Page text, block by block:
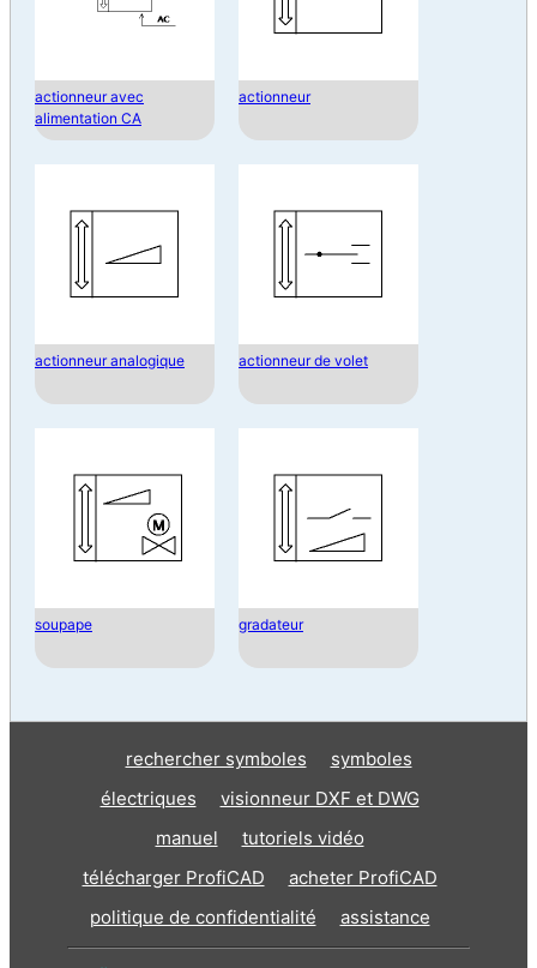
actionneur avec
alimentation CA
actionneur
actionneur analogique actionneur de volet
soupape gradateur
rechercher symboles
symboles
électriques
visionneur DXF et DWG
manuel
tutoriels vidéo
télécharger ProfiCAD
acheter ProfiCAD
politique de confidentialité
assistance